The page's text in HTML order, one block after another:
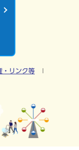
・リンク等